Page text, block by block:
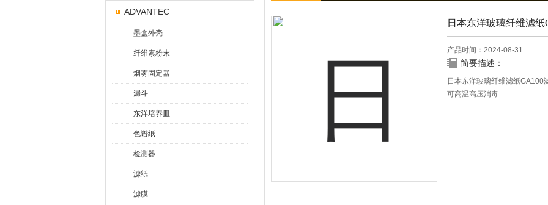
ADVANTEC
墨盒外壳
纤维素粉末
烟雾固定器
漏斗
东洋培养皿
色谱纸
检测器
滤纸
滤膜
日本东洋玻璃纤维滤纸
产品时间：2024-08-31
简要描述：
日本东洋玻璃纤维滤纸GA100
可高温高压消毒